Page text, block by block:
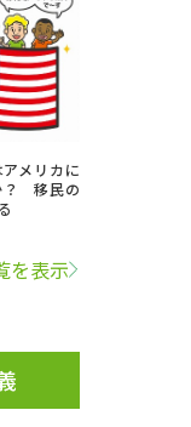
メリカに
？ 移民の
を表示